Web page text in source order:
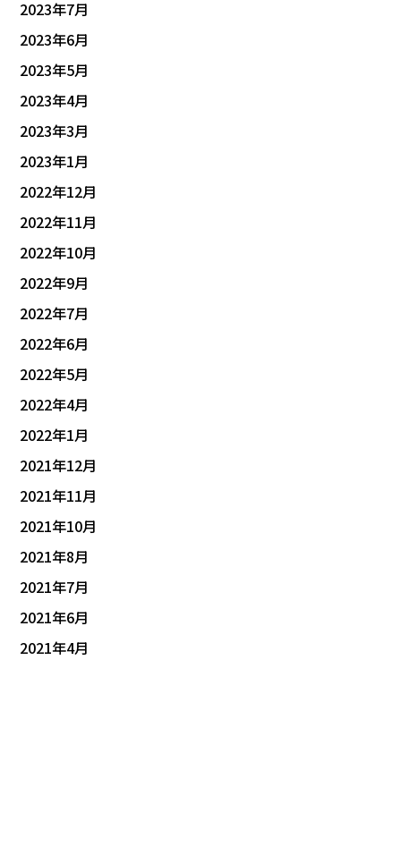
2023年7月
2023年6月
2023年5月
2023年4月
2023年3月
2023年1月
2022年12月
2022年11月
2022年10月
2022年9月
2022年7月
2022年6月
2022年5月
2022年4月
2022年1月
2021年12月
2021年11月
2021年10月
2021年8月
2021年7月
2021年6月
2021年4月